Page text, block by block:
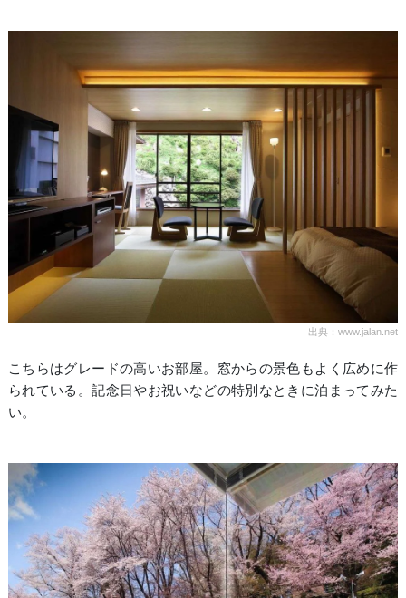
出典：www.jalan.net
こちらはグレードの高いお部屋。窓からの景色もよく広めに作
られている。記念日やお祝いなどの特別なときに泊まってみた
い。